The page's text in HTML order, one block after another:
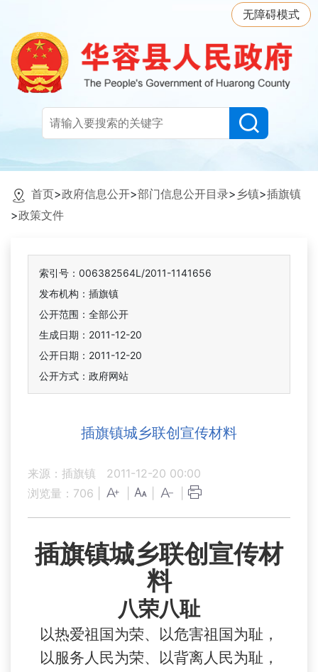
无障碍模式
首页>政府信息公开>部门信息公开目录> 乡镇>插旗镇
>政策文件
索引号：006382564L/2011-1141656
发布机构：插旗镇
公开范围：全部公开
生成日期：2011-12-20
公开日期：2011-12-20
公开方式：政府网站
插旗镇城乡联创宣传材料
来源：插旗镇
2011-12-20 00:00
浏览量： 706
插旗镇城乡联创宣传材
料
八荣八耻
以热爱祖国为荣、以危害祖国为耻，
以服务人民为荣、以背离人民为耻，